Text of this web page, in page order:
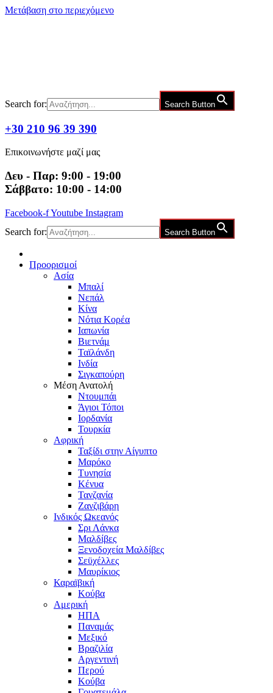
Μετάβαση στο περιεχόμενο
Search for: Search Button
+30 210 96 39 390
Επικοινωνήστε μαζί μας
Δευ - Παρ: 9:00 - 19:00
Σάββατο: 10:00 - 14:00
Facebook-fYoutube Instagram
Search for:
Search Button
Προορισμοί
Ασία
Μπαλί
Νεπάλ
Κίνα
Νότια Κορέα
Ιαπωνία
Βιετνάμ
Ταϊλάνδη
Ινδία
Σιγκαπούρη
Μέση Ανατολή
Ντουμπάι
Άγιοι Τόποι
Ιορδανία
Τουρκία
Αφρική
Ταξίδι στην Αίγυπτο
Μαρόκο
Τυνησία
Κένυα
Τανζανία
Ζανζιβάρη
Ινδικός Ωκεανός
Σρι Λάνκα
Μαλδίβες
Ξενοδοχεία Μαλδίβες
Σεϋχέλλες
Μαυρίκιος
Καραϊβική
Κούβα
Αμερική
ΗΠΑ
Παναμάς
Μεξικό
Βραζιλία
Αργεντινή
Περού
Κούβα